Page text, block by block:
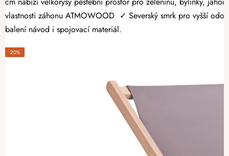
vlastnosti záhonu ATMOWOOD ✓ Severský smrk pro vyšší
balení návod i spojovací materiál.
-20%